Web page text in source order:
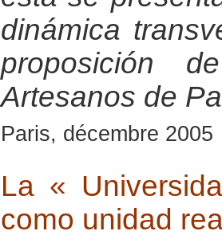
dinámica
proposición
Artesanos de
Paris, décembre 2005
La «
como unidad